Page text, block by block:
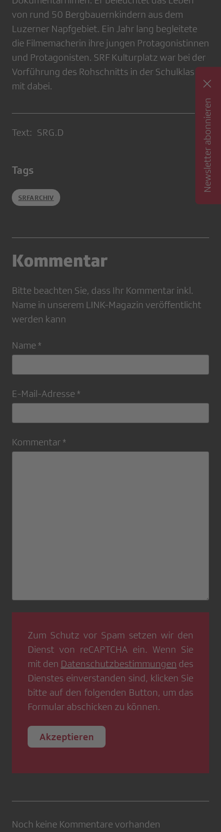
von rund 50 Bergbauernkindern aus dem
Luzerner Napfgebiet. Ein Jahr lang begleitete
die Filmemacherin ihre jungen Protagonistinnen
und Protagonisten. SRF Kulturplatz war bei der
Vorführung des Rohschnitts in der Schulklasse
mit dabei.
Text: SRG.D
Tags
SRFARCHIV
Kommentar
Bitte beachten Sie, dass Ihr Kommentar inkl.
Name in unserem LINK-Magazin veröffentlicht
werden kann
Name *
E-Mail-Adresse *
Kommentar *
Zum Schutz vor Spam setzen wir den
Dienst von reCAPTCHA ein. Wenn Sie
mit den Datenschutzbestimmungen des
Dienstes einverstanden sind, klicken Sie
bitte auf den folgenden Button, um das
Formular abschicken zu können.
Akzeptieren
Noch keine Kommentare vorhanden
Newsletter abonnieren